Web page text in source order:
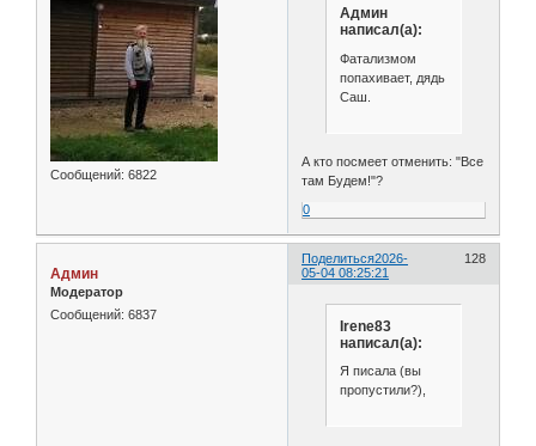
Сообщений: 6822
Админ
написал(а):
Фатализмом
попахивает, дядь
Саш.
А кто посмеет отменить: "Все
там Будем!"?
0
Поделиться 128
2026-
05-04 08:25:21
Админ
Модератор
Сообщений: 6837
Irene83
написал(а):
Я писала (вы
пропустили?),